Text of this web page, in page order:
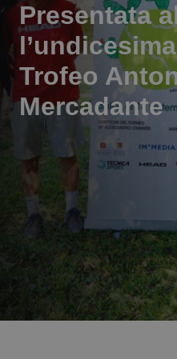
Presentata
Trofeo
Mercadante